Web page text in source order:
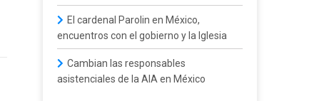
El cardenal Parolin en México,
encuentros con el gobierno y la Iglesia
Cambian las responsables
asistenciales de la AIA en México